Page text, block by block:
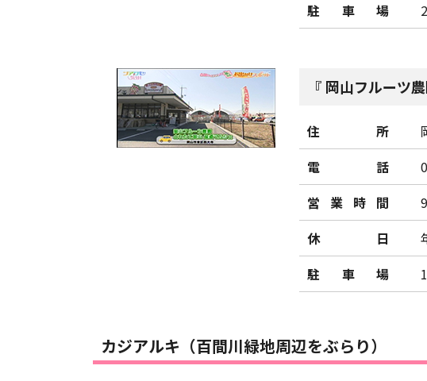
駐車場
岡山フルーツ
住所
電話
営業時間
休日
駐車場
カジアルキ（百間川緑地周辺をぶらり）